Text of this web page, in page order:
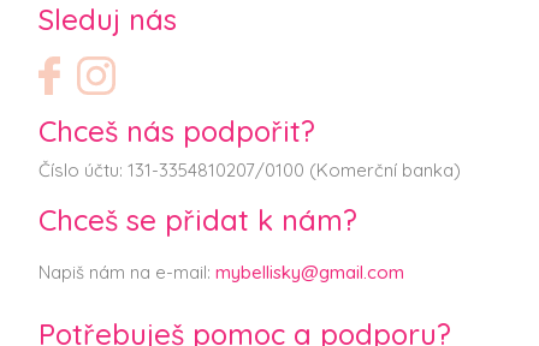
Sleduj nás
Chceš nás podpořit?
Číslo účtu: 131-3354810207/0100 (Komerční banka)
Chceš se přidat k nám?
Napiš nám na e-mail: mybellisky@gmail.com
Potřebuješ pomoc a podporu?